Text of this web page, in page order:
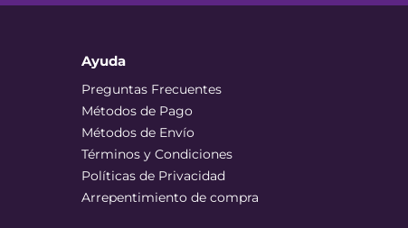
Ayuda
Preguntas Frecuentes
Métodos de Pago
Métodos de Envío
Términos y Condiciones
Políticas de Privacidad
Arrepentimiento de compra